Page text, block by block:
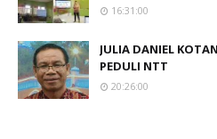
16:31:00
JULIA DANIEL
PEDULI NTT
20:26:00